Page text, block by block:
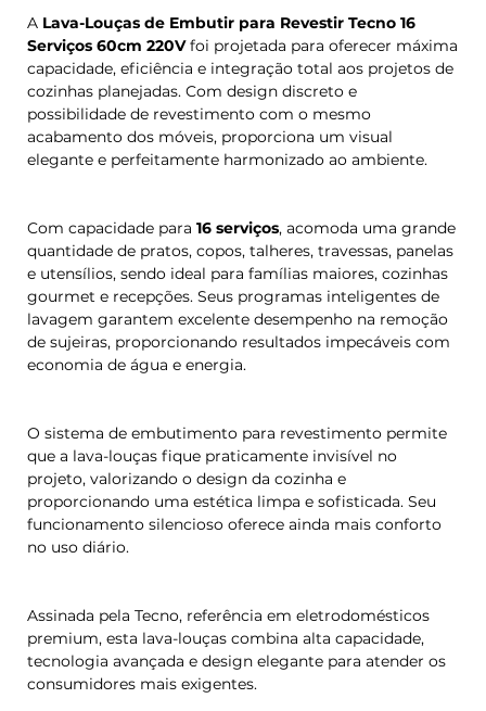
A Lava-Louças de Embutir para Revestir Tecno 16
Serviços 60cm 220Vfoi projetada para oferecer máxima
capacidade, eficiência e integração total aos projetos de
cozinhas planejadas. Com design discreto e
possibilidade de revestimento com o mesmo
acabamento dos móveis, proporciona um visual
elegante e perfeitamente harmonizado ao ambiente.
Com capacidade para 16 serviços, acomoda uma grande
quantidade de pratos, copos, talheres, travessas, panelas
e utensílios, sendo ideal para famílias maiores, cozinhas
gourmet e recepções. Seus programas inteligentes de
lavagem garantem excelente desempenho na remoção
de sujeiras, proporcionando resultados impecáveis com
economia de água e energia.
O sistema de embutimento para revestimento permite
que a lava-louças fique praticamente invisível no
projeto, valorizando o design da cozinha e
proporcionando uma estética limpa e sofisticada. Seu
funcionamento silencioso oferece ainda mais conforto
no uso diário.
Assinada pela Tecno, referência em eletrodomésticos
premium, esta lava-louças combina alta capacidade,
tecnologia avançada e design elegante para atender os
consumidores mais exigentes.